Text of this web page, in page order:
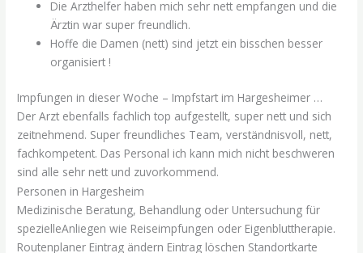
Die Arzthelfer haben mich sehr nett empfangen und die
Ärztin war super freundlich.
Hoffe die Damen (nett) sind jetzt ein bisschen besser
organisiert !
Impfungen in dieser Woche – Impfstart im Hargesheimer …
Der Arzt ebenfalls fachlich top aufgestellt, super nett und sich
zeitnehmend. Super freundliches Team, verständnisvoll, nett,
fachkompetent. Das Personal ich kann mich nicht beschweren
sind alle sehr nett und zuvorkommend.
Personen in Hargesheim
Medizinische Beratung, Behandlung oder Untersuchung für
spezielleAnliegen wie Reiseimpfungen oder Eigenbluttherapie.
Routenplaner Eintrag ändern Eintrag löschen Standortkarte